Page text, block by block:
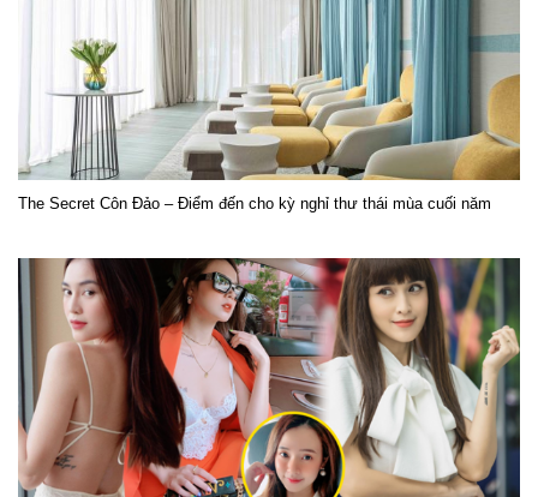
The Secret Côn Đảo – Điểm đến cho kỳ nghỉ thư thái mùa cuối năm